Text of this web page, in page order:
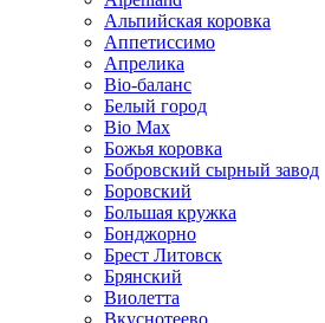
Альпийская коровка
Аппетиссимо
Апрелика
Bio-баланс
Белый город
Bio Max
Божья коровка
Бобровский сырный завод
Боровский
Большая кружка
Бонджорно
Брест Литовск
Брянский
Виолетта
Вкуснотеево